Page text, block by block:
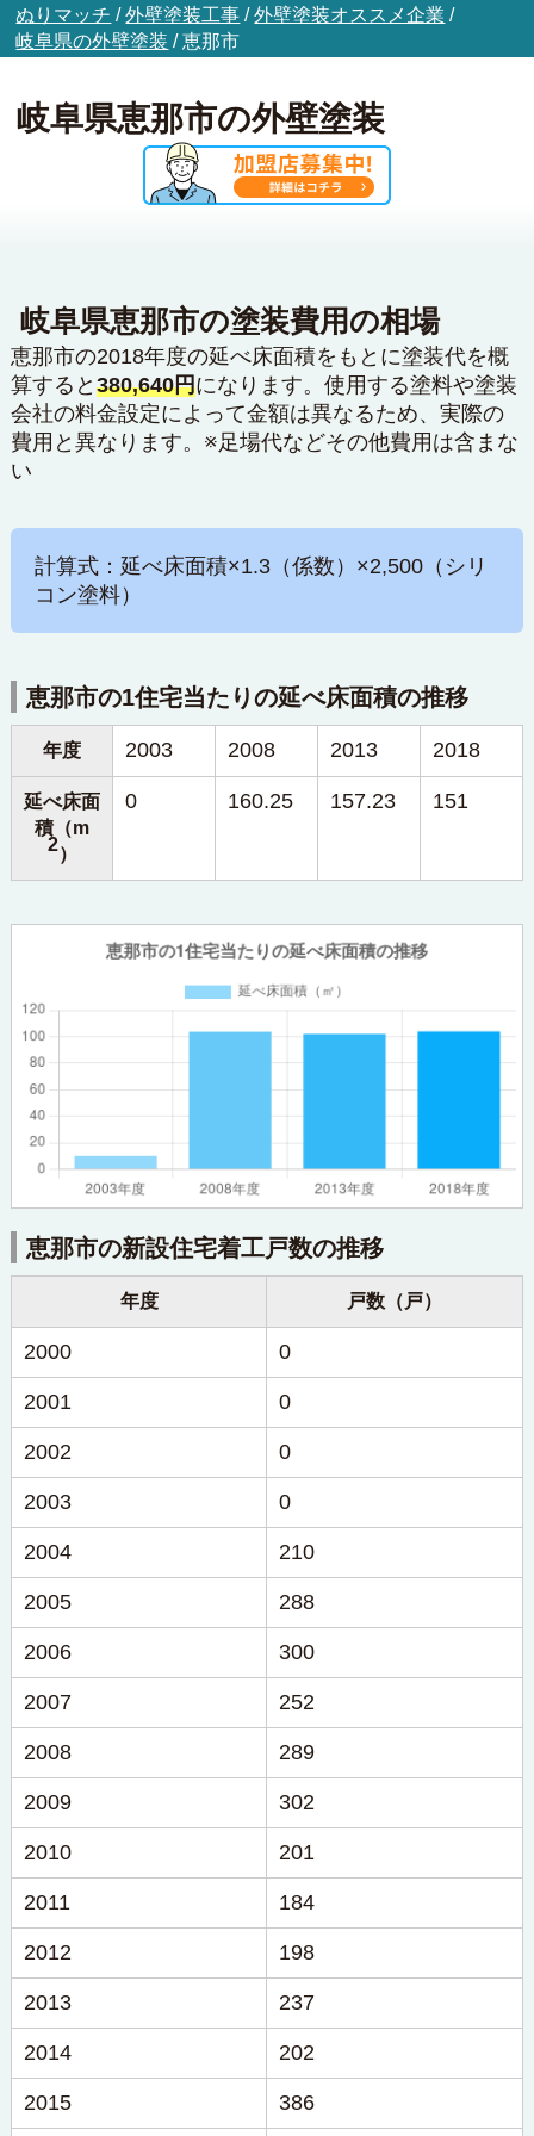
ぬりマッチ /外壁塗装工事 /外壁塗装オススメ企業 /
岐阜県の外壁塗装 /恵那市
岐阜県恵那市の外壁塗装
岐阜県恵那市の塗装費用の相場
恵那市の2018年度の延べ床面積をもとに塗装代を概
算すると 380,640円になります。使用する塗料や塗装
会社の料金設定によって金額は異なるため、実際の
費用と異なります。※足場代などその他費用は含まな
い
計算式：延べ床面積×1.3（係数）×2,500（シリ
コン塗料）
恵那市の1住宅当たりの延べ床面積の推移
年度 2003 2008 2013 2018
延べ床面
積（m
2）
0 160.25 157.23 151
恵那市の新設住宅着工戸数の推移
年度 戸数（戸）
2000 0
2001 0
2002 0
2003 0
2004 210
2005 288
2006 300
2007 252
2008 289
2009 302
2010 201
2011 184
2012 198
2013 237
2014 202
2015 386